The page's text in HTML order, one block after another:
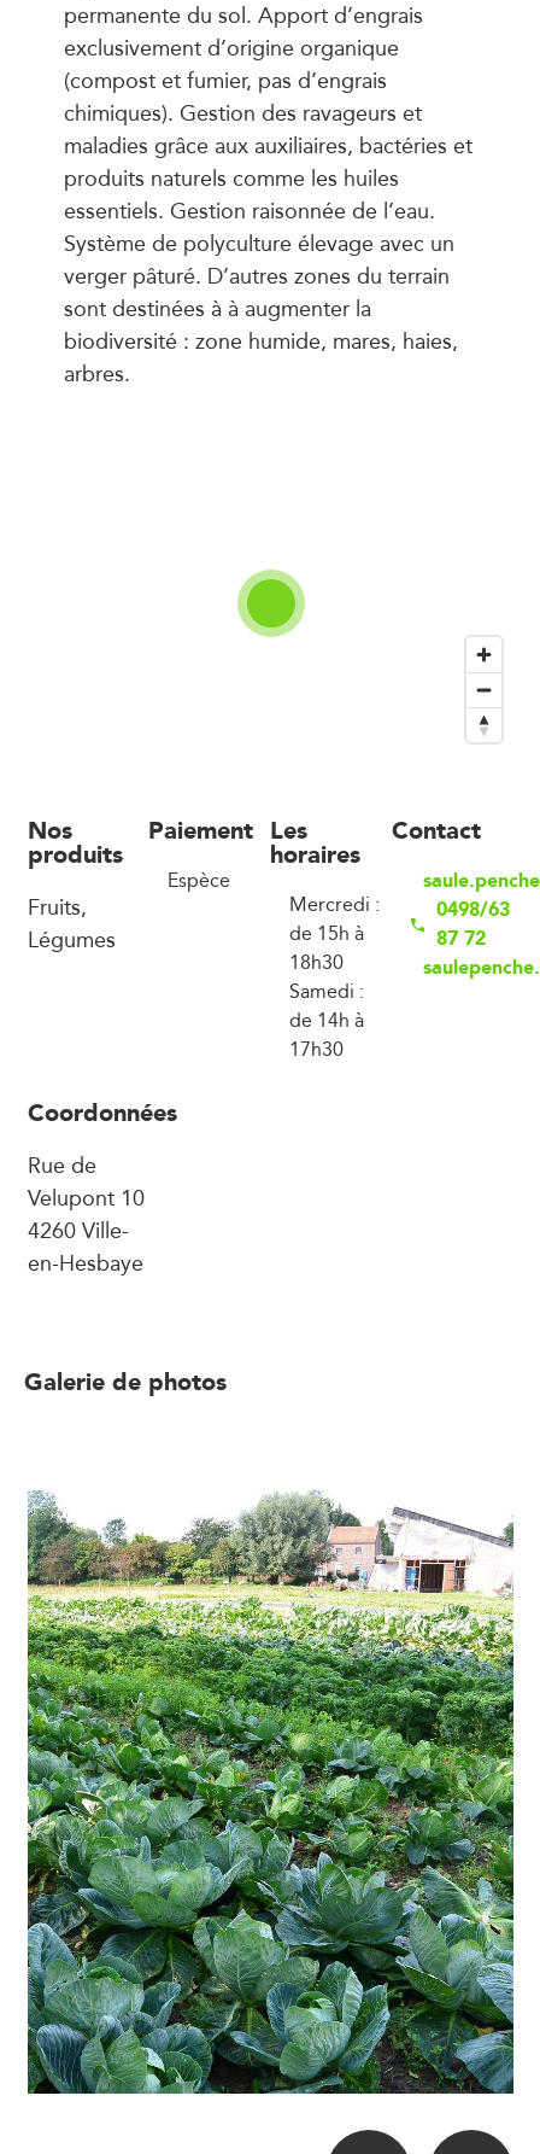
permanente du sol. Apport d’engrais
exclusivement d’origine organique
(compost et fumier, pas d’engrais
chimiques). Gestion des ravageurs et
maladies grâce aux auxiliaires, bactéries et
produits naturels comme les huiles
essentiels. Gestion raisonnée de l’eau.
Système de polyculture élevage avec un
verger pâturé. D’autres zones du terrain
sont destinées à à augmenter la
biodiversité : zone humide, mares, haies,
arbres.
Nos
produits
Fruits,
Légumes
Paiement
Espèce
Les
horaires
Mercredi :
de 15h à
18h30
Samedi :
de 14h à
17h30
Contact
0498/63
87 72
Coordonnées
Rue de
Velupont 10
4260 Ville-
en-Hesbaye
Galerie de photos